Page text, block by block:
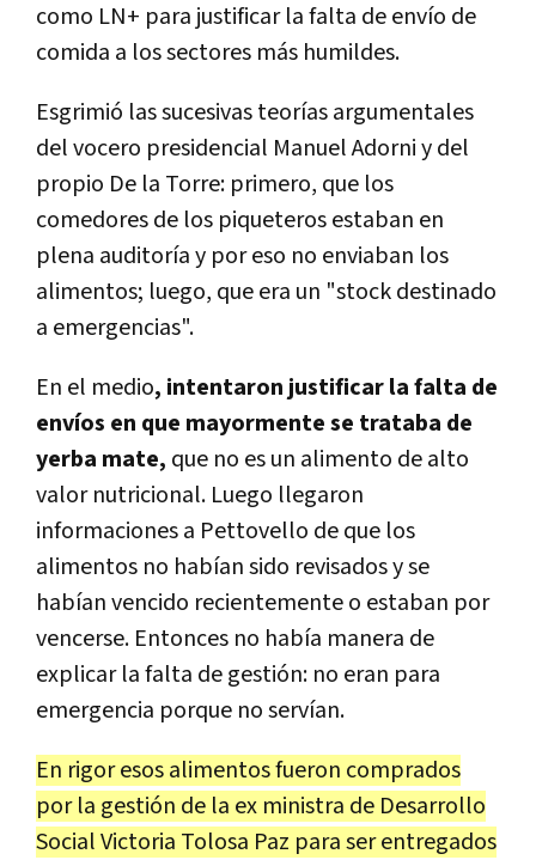
como LN+ para justificar la falta de envío de
comida a los sectores más humildes.
Esgrimió las sucesivas teorías argumentales
del vocero presidencial Manuel Adorni y del
propio De la Torre: primero, que los
comedores de los piqueteros estaban en
plena auditoría y por eso no enviaban los
alimentos; luego, que era un "stock destinado
a emergencias".
En el medio, intentaron justificar la falta de
envíos en que mayormente se trataba de
yerba mate, que no es un alimento de alto
valor nutricional. Luego llegaron
informaciones a Pettovello de que los
alimentos no habían sido revisados y se
habían vencido recientemente o estaban por
vencerse. Entonces no había manera de
explicar la falta de gestión: no eran para
emergencia porque no servían.
En rigor esos alimentos fueron comprados
por la gestión de la ex ministra de Desarrollo
Social Victoria Tolosa Paz para ser entregados